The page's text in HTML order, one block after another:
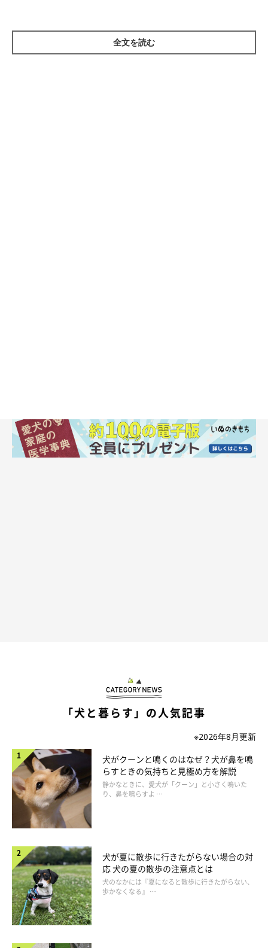
いぬのきもち投稿写真ギャラリー
犬がブルブル震えるとき、不安や緊張が関係している場合もあり
ます。
たとえば、次のような場面で見られることがあるでしょう。
①知らない場所に行ったとき
②大きな音を聞いたとき
全文を読む
「犬と暮らす」の人気記事
※2026年8月更新
犬がクーンと鳴くのはなぜ？犬が鼻を鳴
らすときの気持ちと見極め方を解説
静かなときに、愛犬が「クーン」と小さく鳴いた
り、鼻を鳴らすよ …
犬が夏に散歩に行きたがらない場合の対
応 犬の夏の散歩の注意点とは
犬のなかには『夏になると散歩に行きたがらない、
歩かなくなる』 …